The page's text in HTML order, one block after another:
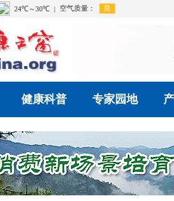
健康科普 专家园地